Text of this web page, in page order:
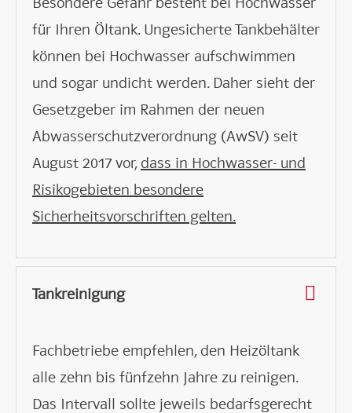
für Ihren Öltank. Ungesicherte Tankbehälter
können bei Hochwasser aufschwimmen
und sogar undicht werden. Daher sieht der
Gesetzgeber im Rahmen der neuen
Abwasserschutzverordnung (AwSV) seit
August 2017 vor, dass in Hochwasser- und
Risikogebieten besondere
Sicherheitsvorschriften gelten.
Tankreinigung
Fachbetriebe empfehlen, den Heizöltank
alle zehn bis fünfzehn Jahre zu reinigen.
Das Intervall sollte jeweils bedarfsgerecht